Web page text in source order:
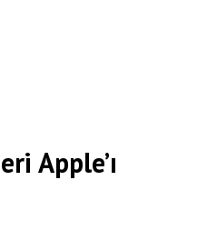
Apple’ı